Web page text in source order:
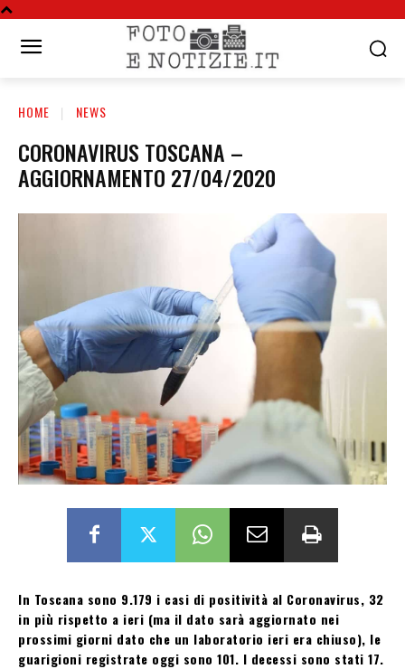
HOME NEWS
CORONAVIRUS TOSCANA –
AGGIORNAMENTO 27/04/2020
In Toscana sono 9.179 i casi di positività al Coronavirus, 32
in più rispetto a ieri (ma il dato sarà aggiornato nei
prossimi giorni dato che un laboratorio ieri era chiuso), le
guarigioni registrate oggi sono 101. I decessi sono stati 17.